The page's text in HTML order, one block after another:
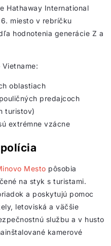
Hathaway International
miesto v rebríčku
hodnotenia generácie Z a
oblastiach
predajcoch
turistov)
extrémne vzácne
Mesto pôsobia
na styk s turistami.
a poskytujú pomoc
letoviská a väčšie
službu a v husto
kamerové